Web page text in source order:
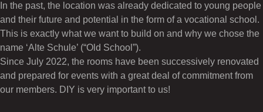
In the past, the location was already dedicated to young people
and their future and potential in the form of a vocational school.
This is exactly what we want to build on and why we chose the
name ‘Alte Schule’ (“Old School”).
Since July 2022, the rooms have been successively renovated
and prepared for events with a great deal of commitment from
our members. DIY is very important to us!